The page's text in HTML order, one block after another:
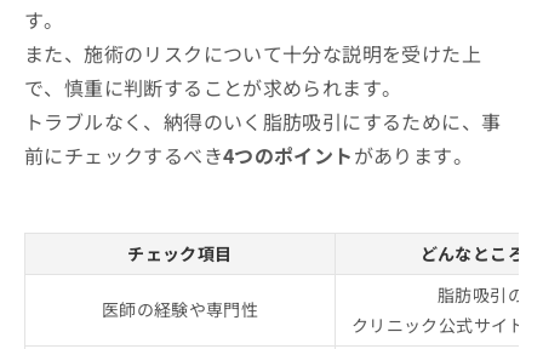
す。
また、施術のリスクについて十分な説明を受けた上
で、慎重に判断することが求められます。
トラブルなく、納得のいく脂肪吸引にするために、事
前にチェックするべき4つのポイントがあります。
チェック項目 どんなところ
医師の経験や専門性
脂肪吸引の
クリニック公式サイト